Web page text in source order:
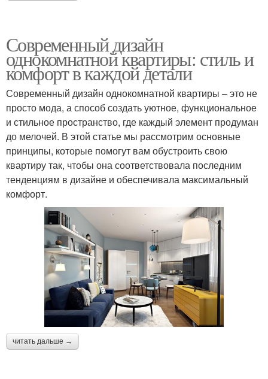
Современный дизайн
однокомнатной квартиры: стиль и
комфорт в каждой детали
Современный дизайн однокомнатной квартиры – это не
просто мода, а способ создать уютное, функциональное
и стильное пространство, где каждый элемент продуман
до мелочей. В этой статье мы рассмотрим основные
принципы, которые помогут вам обустроить свою
квартиру так, чтобы она соответствовала последним
тенденциям в дизайне и обеспечивала максимальный
комфорт.
читать дальше →